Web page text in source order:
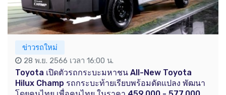
ข่าวรถใหม่
28 พ.ย. 2566 เวลา 16:00 น.
Toyota เปิดตัวรถกระบะมหาชน All-New Toyota
Hilux Champ รถกระบะท้ายเรียบพร้อมดัดแปลง พัฒนา